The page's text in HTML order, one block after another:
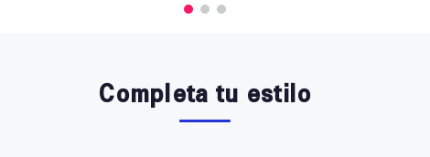
Completa tu estilo